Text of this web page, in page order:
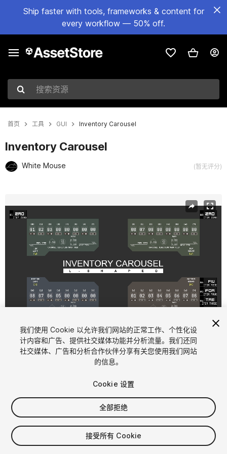
Ship faster with tools, frameworks & content for
every workflow — 50% off.
搜索资源
首页 工具 GUI Inventory Carousel
Inventory Carousel
White Mouse (暂无评分)
1/7
$30
席位
我们使用 Cookie 以允许我们网站的正常工作、个性化设
计内容和广告、提供社交媒体功能并分析流量。我们还同
社交媒体、广告和分析合作伙伴分享有关您使用我们网站
的信息。
Cookie 设置
全部拒绝
接受所有 Cookie